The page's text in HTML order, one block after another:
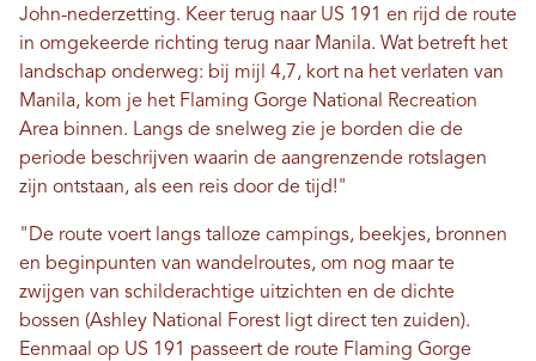
John-nederzetting. Keer terug naar US 191 en rijd de route
in omgekeerde richting terug naar Manila. Wat betreft het
landschap onderweg: bij mijl 4,7, kort na het verlaten van
Manila, kom je het Flaming Gorge National Recreation
Area binnen. Langs de snelweg zie je borden die de
periode beschrijven waarin de aangrenzende rotslagen
zijn ontstaan, als een reis door de tijd!"
"De route voert langs talloze campings, beekjes, bronnen
en beginpunten van wandelroutes, om nog maar te
zwijgen van schilderachtige uitzichten en de dichte
bossen (Ashley National Forest ligt direct ten zuiden).
Eenmaal op US 191 passeert de route Flaming Gorge